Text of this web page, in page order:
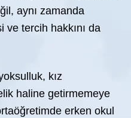
aynı zamanda
ve tercih hakkını da
kız
haline getirmemeye
erken okul